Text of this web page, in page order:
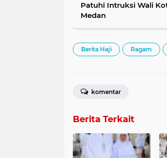
Patuhi Intruksi Wali
Medan
Berita Haji Ragam
komentar
Berita Terkait